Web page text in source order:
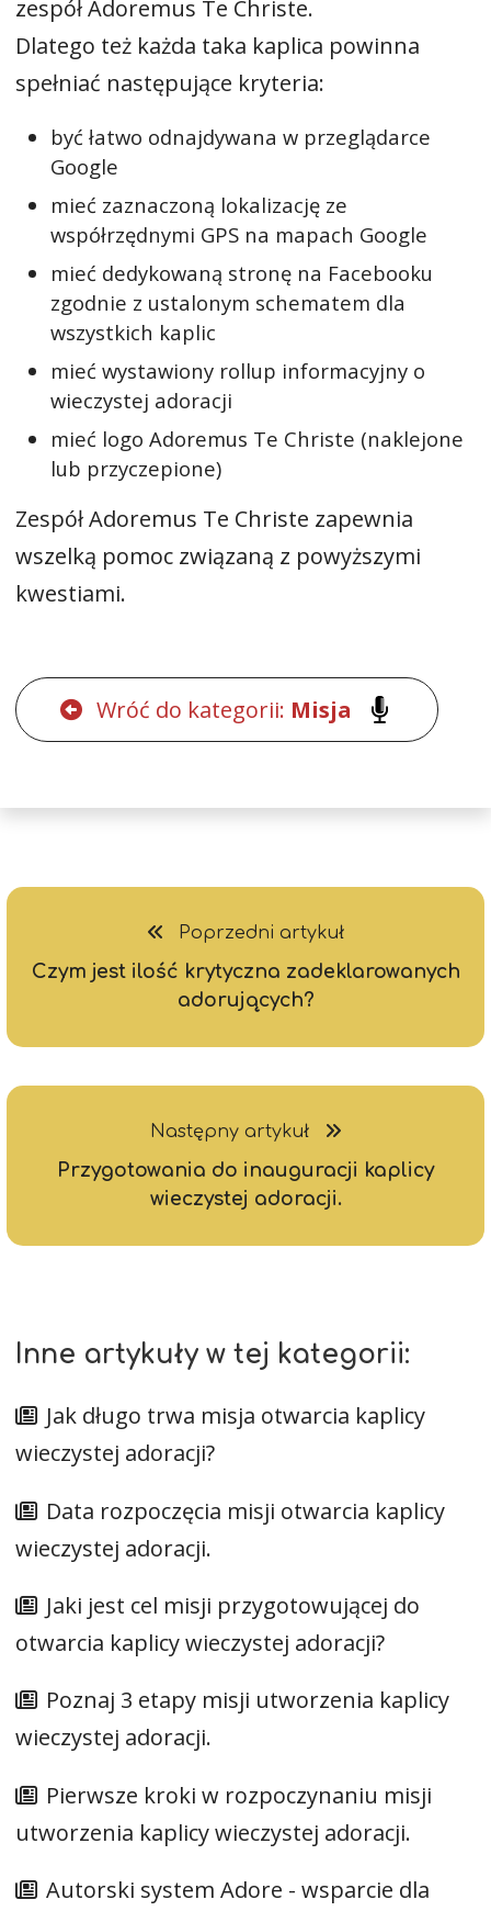
zespół Adoremus Te Christe.
Dlatego też każda taka kaplica powinna
spełniać następujące kryteria:
być łatwo odnajdywana w przeglądarce
Google
mieć zaznaczoną lokalizację ze
współrzędnymi GPS na mapach Google
mieć dedykowaną stronę na Facebooku
zgodnie z ustalonym schematem dla
wszystkich kaplic
mieć wystawiony rollup informacyjny o
wieczystej adoracji
mieć logo Adoremus Te Christe (naklejone
lub przyczepione)
Zespół Adoremus Te Christe zapewnia
wszelką pomoc związaną z powyższymi
kwestiami.
Wróć do kategorii: Misja
Poprzedni artykuł
Czym jest ilość krytyczna zadeklarowanych
adorujących?
Następny artykuł
Przygotowania do inauguracji kaplicy
wieczystej adoracji.
Inne artykuły w tej kategorii:
Jak długo trwa misja otwarcia kaplicy
wieczystej adoracji?
Data rozpoczęcia misji otwarcia kaplicy
wieczystej adoracji.
Jaki jest cel misji przygotowującej do
otwarcia kaplicy wieczystej adoracji?
Poznaj 3 etapy misji utworzenia kaplicy
wieczystej adoracji.
Pierwsze kroki w rozpoczynaniu misji
utworzenia kaplicy wieczystej adoracji.
Autorski system Adore - wsparcie dla